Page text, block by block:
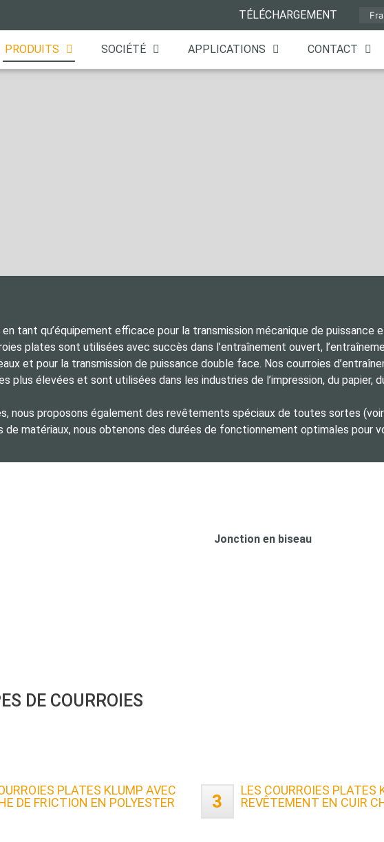
TÉLÉCHARGEMENT
PRODUITS SOCIÉTÉ APPLICATIONS CONTACT
tant qu’équipement efficace pour la transmission mécanique de puissance
plates sont utilisées avec succès dans l’entraînement ouvert,
et pour la transmission de puissance double face. Nos courroies
élevées et sont utilisées dans les industries de l’impression, du papier,
proposons également des revêtements spéciaux de toutes sortes (voir
matériaux, nous obtenons des durées de fonctionnement optimales pour
Jonction en biseau
DE COURROIES
PLATES KLUMP AVEC
DE FRICTION EN POLYESTER
3
LES COURROIES PLATES
REVÊTEMENT EN CUIR